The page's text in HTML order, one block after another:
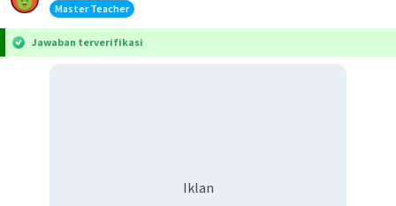
Master Teacher
Jawaban terverifikasi
Iklan